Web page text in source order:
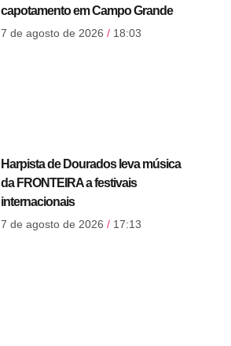
capotamento em Campo Grande
7 de agosto de 2026 18:03
Harpista de Dourados leva música
da FRONTEIRA a festivais
internacionais
7 de agosto de 2026 17:13